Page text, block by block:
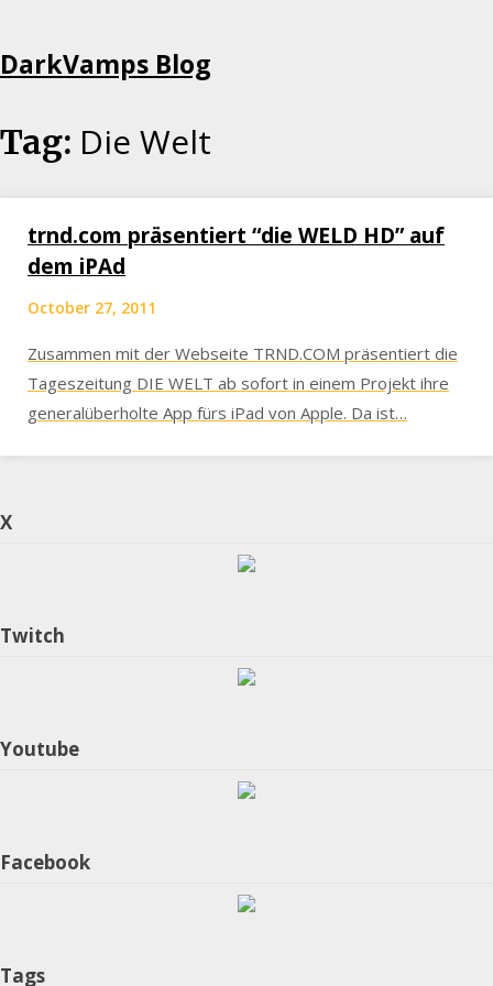
to
DarkVamps Blog
Tag: Die Welt
trnd.com präsentiert “die WELD HD” auf
dem iPAd
October 27, 2011
Zusammen mit der Webseite TRND.COM präsentiert die
Tageszeitung DIE WELT ab sofort in einem Projekt ihre
generalüberholte App fürs iPad von Apple. Da ist…
X
Twitch
Youtube
Facebook
Tags